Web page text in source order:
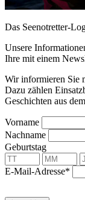
Das Seenotretter-
Unsere
Ihre mit einem
Wir informieren Sie
Dazu zählen
Geschichten aus
Vorname
Nachname
Geburtstag
E-Mail-Adresse*